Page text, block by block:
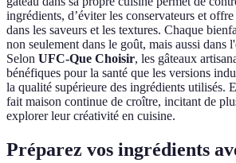
ingrédients, d’éviter les conservateurs et
dans les saveurs et les textures. Chaque
non seulement dans le goût, mais aussi dans
Selon UFC-Que Choisir, les gâteaux
bénéfiques pour la santé que les versions
la qualité supérieure des ingrédients utilisés.
fait maison continue de croître, incitant de
explorer leur créativité en cuisine.
Préparez vos ingrédients